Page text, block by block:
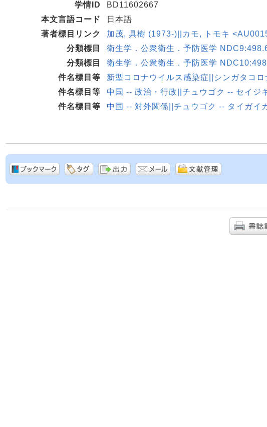
学情ID
BD11602667
本文言語コード
日本語
著者標目リンク
加茂, 具樹 (1973-)||カモ, トモキ
分類標目
衛生学．公衆衛生．予防医学
分類標目
衛生学．公衆衛生．予防医学
件名標目等
新型コロナウイルス感染症||シンガタコ
件名標目等
中国 -- 政治・行政||チュウゴク -- セイジ
件名標目等
中国 -- 対外関係||チュウゴク -- タイガイ